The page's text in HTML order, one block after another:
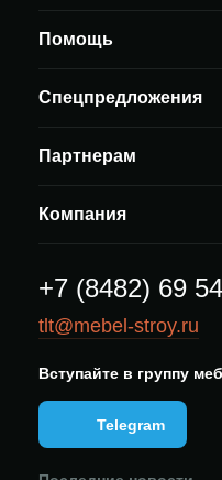
Помощь
Спецпредложения
Партнерам
Компания
+7 (8482) 69
tlt@mebel-stroy.ru
Вступайте в группу
Telegram